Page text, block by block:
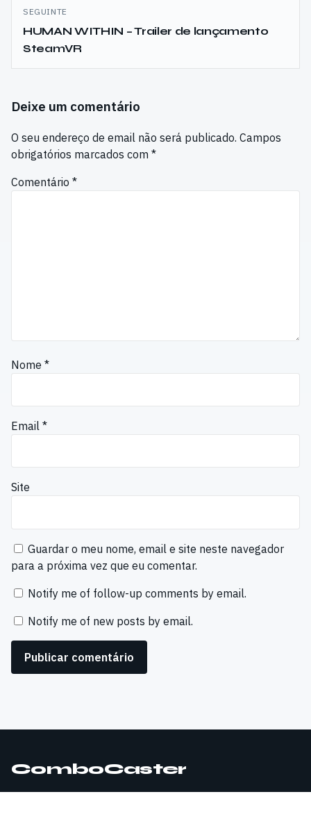
SEGUINTE
HUMAN WITHIN – Trailer de lançamento
SteamVR
Deixe um comentário
O seu endereço de email não será publicado. Campos
obrigatórios marcados com *
Comentário *
Nome *
Email *
Site
Guardar o meu nome, email e site neste navegador
para a próxima vez que eu comentar.
Notify me of follow-up comments by email.
Notify me of new posts by email.
ComboCaster